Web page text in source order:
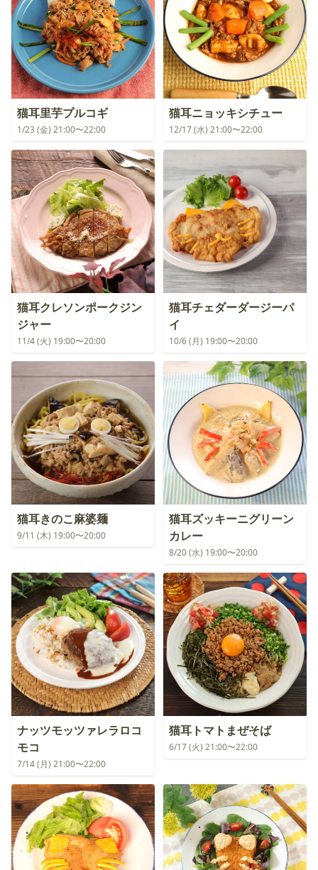
猫耳里芋プルコギ
1/23 (金) 21:00〜22:00
猫耳ニョッキシチュー
12/17 (水) 21:00〜22:00
猫耳クレソンポークジン
ジャー
11/4 (火) 19:00〜20:00
猫耳チェダーダージーパ
イ
10/6 (月) 19:00〜20:00
猫耳きのこ麻婆麺
9/11 (木) 19:00〜20:00
猫耳ズッキーニグリーン
カレー
8/20 (水) 19:00〜20:00
ナッツモッツァレラロコ
モコ
7/14 (月) 21:00〜22:00
猫耳トマトまぜそば
6/17 (火) 21:00〜22:00